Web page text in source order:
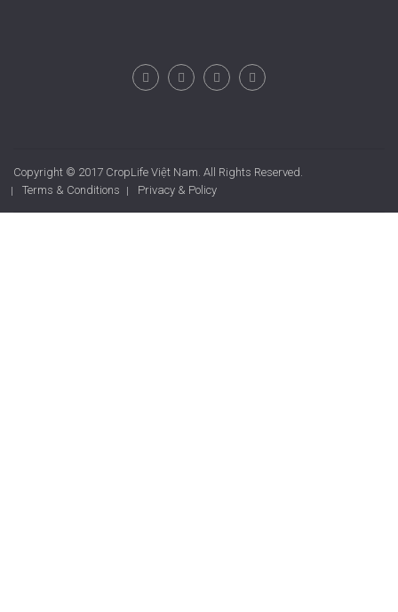
Copyright © 2017 CropLife Việt Nam. All Rights Reserved.
Terms & Conditions
Privacy & Policy